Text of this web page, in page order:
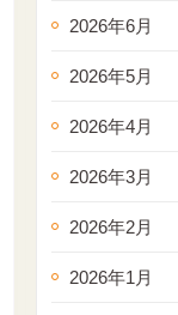
2026年6月
2026年5月
2026年4月
2026年3月
2026年2月
2026年1月